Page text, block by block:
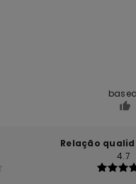
Relação
4.7